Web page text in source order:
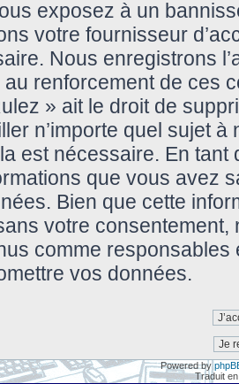
exposez à un
votre fournisseur
Nous enregistrons
au renforcement de ces
» ait le droit de
n’importe quel sujet à
est nécessaire. En tant
que vous avez
Bien que cette
votre
comme
vos données.
Powered by
Traduit